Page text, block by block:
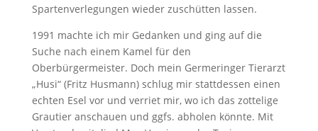
Spartenverlegungen wieder zuschütten lassen.
1991 machte ich mir Gedanken und ging auf die
Suche nach einem Kamel für den
Oberbürgermeister. Doch mein Germeringer Tierarzt
„Husi“ (Fritz Husmann) schlug mir stattdessen einen
echten Esel vor und verriet mir, wo ich das zottelige
Grautier anschauen und ggfs. abholen könnte. Mit